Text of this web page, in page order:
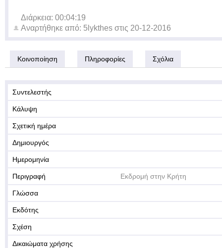
Διάρκεια: 00:04:19
Αναρτήθηκε από: 5lykthes στις 20-12-2016
Κοινοποίηση Πληροφορίες Σχόλια
Συντελεστής
Κάλυψη
Σχετική ημέρα
Δημιουργός
Ημερομηνία
Περιγραφή Εκδρομή στην Κρήτη
Γλώσσα
Εκδότης
Σχέση
Δικαιώματα χρήσης